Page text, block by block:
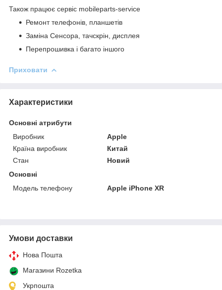
Також працює сервіс mobileparts-service
Ремонт телефонів, планшетів
Заміна Сенсора, тачскрін, дисплея
Перепрошивка і багато іншого
Приховати
Характеристики
Основні атрибути
Виробник
Apple
Країна виробник
Китай
Стан
Новий
Основні
Модель телефону
Apple iPhone XR
Умови доставки
Нова Пошта
Магазини Rozetka
Укрпошта